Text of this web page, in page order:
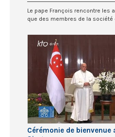
Le pape François rencontre les
que des membres de la société
Cérémonie de bienvenue